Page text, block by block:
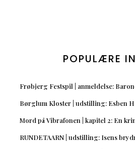
POPULÆRE
Frøbjerg Festspil | anmeldelse:
Børglum Kloster | udstilling: Esben
Mord på Vibrafonen | kapitel 2: En
RUNDETAARN | udstilling: Isens